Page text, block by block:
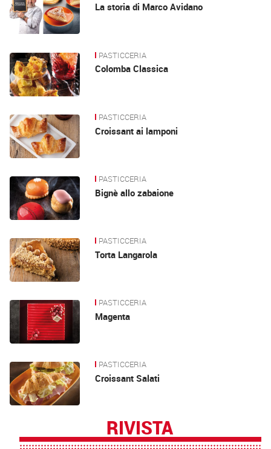
La storia di Marco Avidano
PASTICCERIA
Colomba Classica
PASTICCERIA
Croissant ai lamponi
PASTICCERIA
Bignè allo zabaione
PASTICCERIA
Torta Langarola
PASTICCERIA
Magenta
PASTICCERIA
Croissant Salati
RIVISTA